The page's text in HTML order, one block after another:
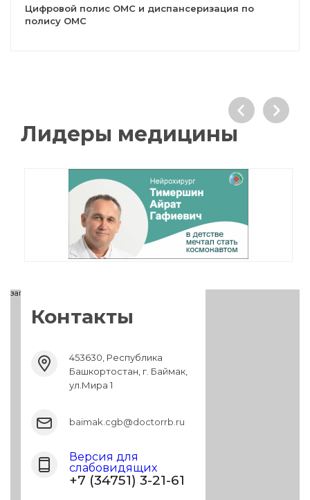
Цифровой полис ОМС и диспансеризация по
полису ОМС
Лидеры медицины
загрузка карты...
Контакты
453630, Республика
Башкортостан, г. Баймак,
ул.Мира 1
baimak.cgb@doctorrb.ru
Версия для
слабовидящих
+7 (34751) 3-21-61